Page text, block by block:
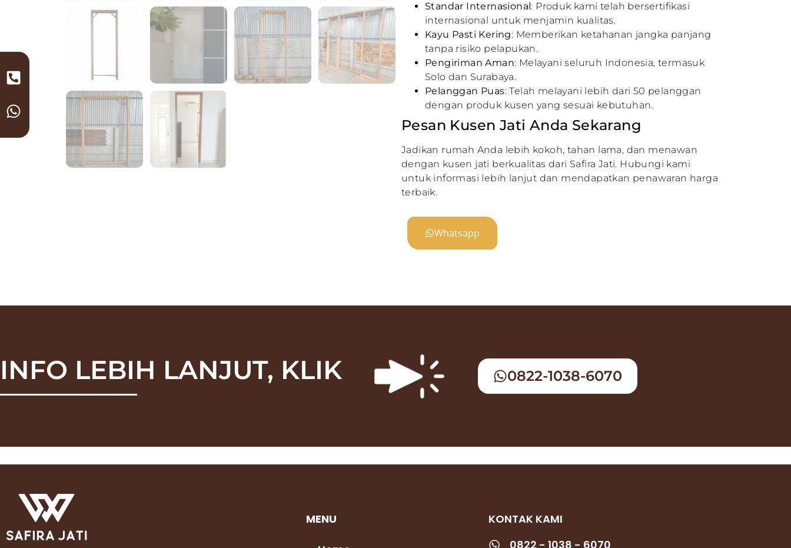
Standar Internasional: Produk kami telah bersertifikasi
internasional untuk menjamin kualitas.
Kayu Pasti Kering: Memberikan ketahanan jangka panjang
tanpa risiko pelapukan.
Pengiriman Aman: Melayani seluruh Indonesia, termasuk
Solo dan Surabaya.
Pelanggan Puas: Telah melayani lebih dari 50 pelanggan
dengan produk kusen yang sesuai kebutuhan.
Pesan Kusen Jati Anda Sekarang
Jadikan rumah Anda lebih kokoh, tahan lama, dan menawan
dengan kusen jati berkualitas dari Safira Jati. Hubungi kami
untuk informasi lebih lanjut dan mendapatkan penawaran harga
terbaik.
Whatsapp
INFO LEBIH LANJUT, KLIK 0822-1038-6070
MENU
KONTAK KAMI
0822 - 1038 - 6070